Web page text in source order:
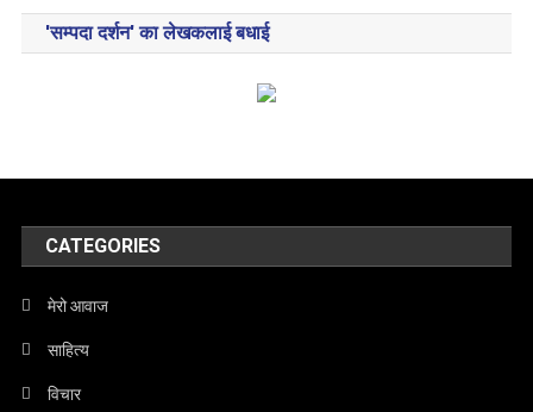
'सम्पदा दर्शन' का लेखकलाई बधाई
CATEGORIES
मेरो आवाज
साहित्य
विचार